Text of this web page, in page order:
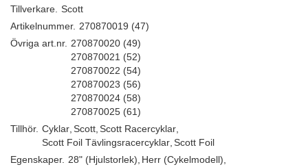
Tillverkare. Scott
Artikelnummer. 270870019 (47)
Övriga art.nr. 270870020 (49)
270870021 (52)
270870022 (54)
270870023 (56)
270870024 (58)
270870025 (61)
Tillhör. Cyklar Scott Scott Racercyklar
Scott Foil Tävlingsracercyklar Scott Foil
Egenskaper. 28" (Hjulstorlek) Herr (Cykelmodell)